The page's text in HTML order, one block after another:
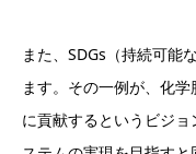
また、SDGs（持続可能
ます。その一例が、化
に貢献するというビジ